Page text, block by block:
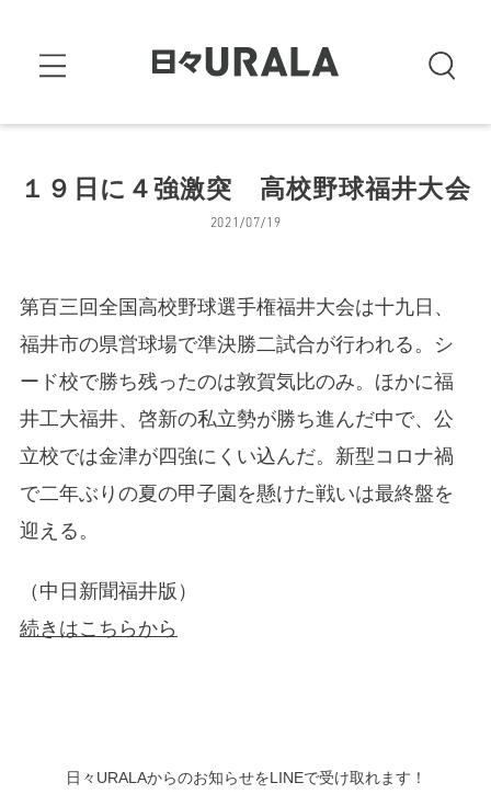
１９日に４強激突 高校野球福井大会
2021/07/19
第百三回全国高校野球選手権福井大会は十九日、
福井市の県営球場で準決勝二試合が行われる。シ
ード校で勝ち残ったのは敦賀気比のみ。ほかに福
井工大福井、啓新の私立勢が勝ち進んだ中で、公
立校では金津が四強にくい込んだ。新型コロナ禍
で二年ぶりの夏の甲子園を懸けた戦いは最終盤を
迎える。
（中日新聞福井版）
続きはこちらから
日々URALAからのお知らせをLINEで受け取れます！